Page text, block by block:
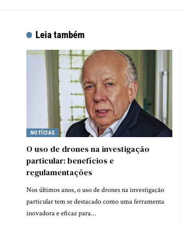
Leia também
NOTÍCIAS
O uso de drones na investigação
particular: benefícios e
regulamentações
Nos últimos anos, o uso de drones na investigação
particular tem se destacado como uma ferramenta
inovadora e eficaz para…